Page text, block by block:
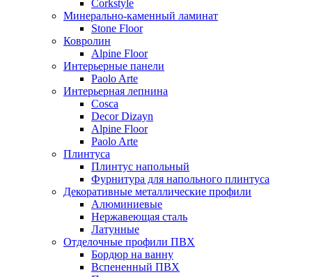
Corkstyle
Минерально-каменный ламинат
Stone Floor
Ковролин
Alpine Floor
Интерьерные панели
Paolo Arte
Интерьерная лепнина
Cosca
Decor Dizayn
Alpine Floor
Paolo Arte
Плинтуса
Плинтус напольный
Фурнитура для напольного плинтуса
Декоративные металлические профили
Алюминиевые
Нержавеющая сталь
Латунные
Отделочные профили ПВХ
Бордюр на ванну
Вспененный ПВХ